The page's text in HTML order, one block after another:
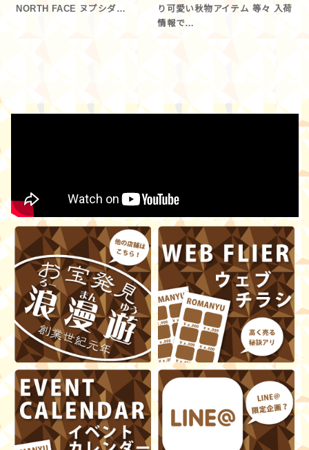
NORTH FACE ヌプシダ…
り可愛い秋物アイテム 等々 入荷
情報で…